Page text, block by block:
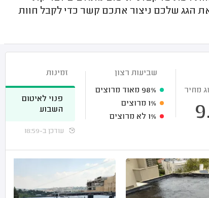
הגג שלכם ניצור אתכם קשר כדי לקבל חוות
מחיר
שביעות רצון
98% מאוד מרוצים
1% מרוצים
1% לא מרוצים
זמינות
פנוי לאיטום
השבוע
עודכן ב-18:59